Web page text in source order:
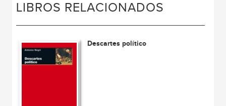
LIBROS RELACIONADOS
Descartes político